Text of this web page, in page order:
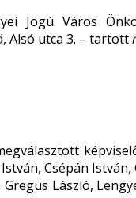
Jogú Város
Alsó utca 3. – tartott
Csépán
Gregus László,